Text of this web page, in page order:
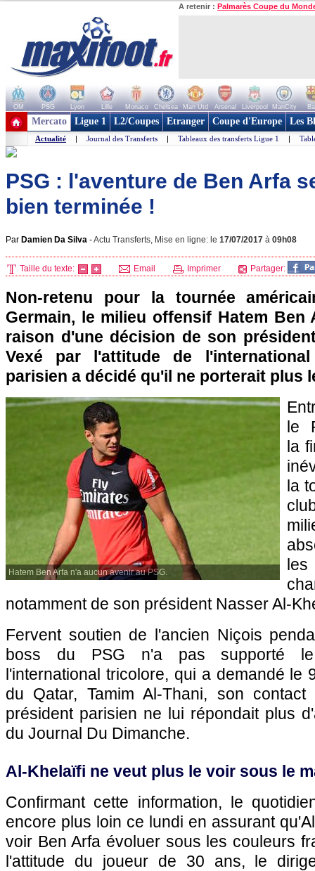
A retenir : Palmarès Coupe du
OM PSG Lyon Lille Monaco Chelsea Man Utd Arsenal Liverpool ManCity
+ de clubs
Mercato Ligue 1 L2/Coupes Etranger Coupe d'Europe Les
Actualité | Journal des Transferts | Tableaux des transferts Ligue 1 |
PSG : l'aventure de Ben Arfa
bien terminée !
Par Damien Da Silva -Actu Transferts, Mise en ligne: le 17/07/2017 à 09h08
Taille du texte: Email Imprimer Partager:
Non-retenu pour la tournée
Germain, le milieu offensif Hatem Ben
raison d'une décision de son
Vexé par l'attitude de
parisien a décidé qu'il ne porterait plus
Hatem Ben Arfa n'a aucun avenir au PSG.
le
la
la
notamment de son président Nasser Al-
Fervent soutien de l'ancien Niçois
boss du PSG n'a pas supporté le
l'international tricolore, qui a demandé le
du Qatar, Tamim Al-Thani, son
président parisien ne lui répondait plus
du Journal Du Dimanche.
Al-Khelaïfi ne veut plus le voir sous le
Confirmant cette information, le
encore plus loin ce lundi en assurant
voir Ben Arfa évoluer sous les couleurs
l'attitude du joueur de 30 ans, le